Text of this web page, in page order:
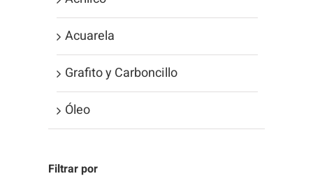
Acuarela
Grafito y Carboncillo
Óleo
Filtrar por